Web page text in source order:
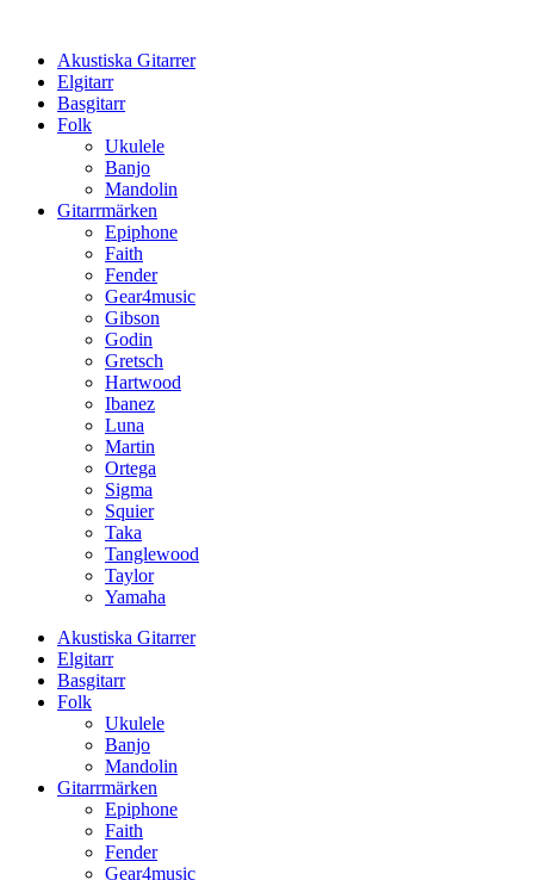
innehållAkustiska Gitarrer
Elgitarr
Basgitarr
Folk
Ukulele
Banjo
Mandolin
Gitarrmärken
Epiphone
Faith
Fender
Gear4music
Gibson
Godin
Gretsch
Hartwood
Ibanez
Luna
Martin
Ortega
Sigma
Squier
Taka
Tanglewood
Taylor
Yamaha
Akustiska Gitarrer
Elgitarr
Basgitarr
Folk
Ukulele
Banjo
Mandolin
Gitarrmärken
Epiphone
Faith
Fender
Gear4music